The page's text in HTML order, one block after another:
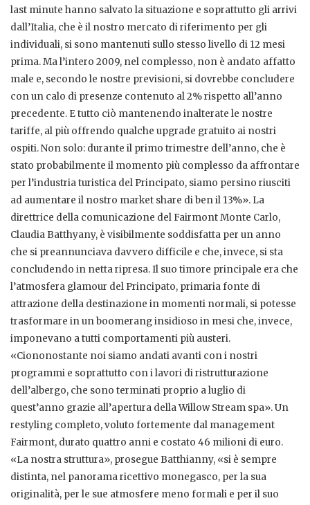
last minute hanno salvato la situazione e soprattutto gli arrivi
dall’Italia, che è il nostro mercato di riferimento per gli
individuali, si sono mantenuti sullo stesso livello di 12 mesi
prima. Ma l’intero 2009, nel complesso, non è andato affatto
male e, secondo le nostre previsioni, si dovrebbe concludere
con un calo di presenze contenuto al 2% rispetto all’anno
precedente. E tutto ciò mantenendo inalterate le nostre
tariffe, al più offrendo qualche upgrade gratuito ai nostri
ospiti. Non solo: durante il primo trimestre dell’anno, che è
stato probabilmente il momento più complesso da affrontare
per l’industria turistica del Principato, siamo persino riusciti
ad aumentare il nostro market share di ben il 13%». La
direttrice della comunicazione del Fairmont Monte Carlo,
Claudia Batthyany, è visibilmente soddisfatta per un anno
che si preannunciava davvero difficile e che, invece, si sta
concludendo in netta ripresa. Il suo timore principale era che
l’atmosfera glamour del Principato, primaria fonte di
attrazione della destinazione in momenti normali, si potesse
trasformare in un boomerang insidioso in mesi che, invece,
imponevano a tutti comportamenti più austeri.
«Ciononostante noi siamo andati avanti con i nostri
programmi e soprattutto con i lavori di ristrutturazione
dell’albergo, che sono terminati proprio a luglio di
quest’anno grazie all’apertura della Willow Stream spa». Un
restyling completo, voluto fortemente dal management
Fairmont, durato quattro anni e costato 46 milioni di euro.
«La nostra struttura», prosegue Batthianny, «si è sempre
distinta, nel panorama ricettivo monegasco, per la sua
originalità, per le sue atmosfere meno formali e per il suo